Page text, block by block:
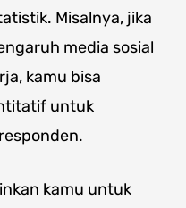
Misalnya, jika
media sosial
kamu bisa
untuk
kamu untuk